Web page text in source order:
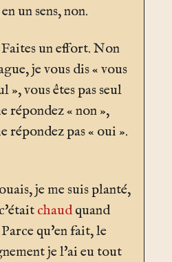
un sens, non.
un effort. Non
je vous dis « vous
», vous êtes pas seul
répondez « non »,
répondez pas « oui ».
je me suis planté,
chaudquand
qu'en fait, le
je l'ai eu tout